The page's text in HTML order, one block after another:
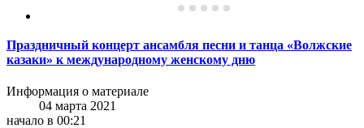
Праздничный концерт ансамбля песни и танца «Волжские
казаки» к международному женскому дню
Информация о материале
04 марта 2021
начало в 00:21